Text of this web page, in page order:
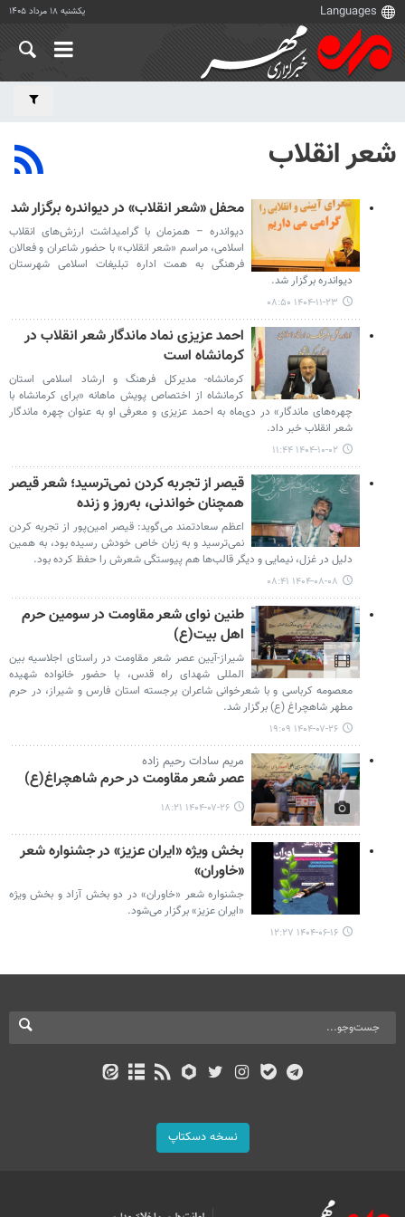
یکشنبه ۱۸ مرداد ۱۴۰۵
شعر انقلاب
محفل «شعر انقلاب» در دیواندره برگزار شد
دیواندره – همزمان با گرامیداشت ارزش‌های انقلاب
اسلامی، مراسم «شعر انقلاب» با حضور شاعران و فعالان
فرهنگی به همت اداره تبلیغات اسلامی شهرستان
دیواندره برگزار شد.
۱۴۰۴-۱۱-۲۳ ۰۸:۵۰
احمد عزیزی نماد ماندگار شعر انقلاب در
کرمانشاه است
کرمانشاه- مدیرکل فرهنگ و ارشاد اسلامی استان
کرمانشاه از اختصاص پویش ماهانه «برای کرمانشاه با
چهره‌های ماندگار» در دی‌ماه به احمد عزیزی و معرفی او به عنوان چهره ماندگار
شعر انقلاب خبر داد.
۱۴۰۴-۱۰-۰۲ ۱۱:۴۴
قیصر از تجربه کردن نمی‌ترسید؛ شعر قیصر
همچنان خواندنی، به‌روز و زنده
اعظم سعادتمند می‌گوید: قیصر امین‌پور از تجربه کردن
نمی‌ترسید و به زبان خاص خودش رسیده بود، به همین
دلیل در غزل، نیمایی و دیگر قالب‌ها هم پیوستگی شعرش را حفظ کرده بود.
۱۴۰۴-۰۸-۰۸ ۰۸:۴۱
طنین نوای شعر مقاومت در سومین حرم
اهل بیت(ع)
شیراز-آیین عصر شعر مقاومت در راستای اجلاسیه بین
المللی شهدای راه قدس، با حضور خانواده شهیده
معصومه کرباسی و با شعرخوانی شاعران برجسته استان فارس و شیراز، در حرم
مطهر شاهچراغ (ع) برگزار شد.
۱۴۰۴-۰۷-۲۶ ۱۹:۰۹
مریم سادات رحیم زاده
عصر شعر مقاومت در حرم شاهچراغ(ع)
۱۴۰۴-۰۷-۲۶ ۱۸:۲۱
بخش ویژه «ایران عزیز» در جشنواره شعر
«خاوران»
جشنواره شعر «خاوران» در دو بخش آزاد و بخش ویژه
«ایران عزیز» برگزار می‌شود.
۱۴۰۴-۰۶-۱۶ ۱۲:۲۷
نسخه دسکتاپ